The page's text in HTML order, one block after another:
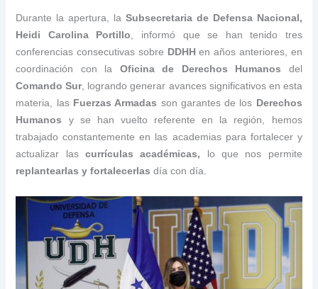
Durante la apertura, la Subsecretaria de Defensa Nacional,
Heidi Carolina Portillo , informó que se han tenido tres
conferencias consecutivas sobre DDHH en años anteriores, en
coordinación con la Oficina de Derechos Humanos del
Comando Sur, logrando generar avances significativos en esta
materia, las Fuerzas Armadas son garantes de los Derechos
Humanos y se han vuelto referente en la región, hemos
trabajado constantemente en las academias para fortalecer y
actualizar lascurrículas académicas, lo que nos permite
replantearlas y fortalecerlas día con día.